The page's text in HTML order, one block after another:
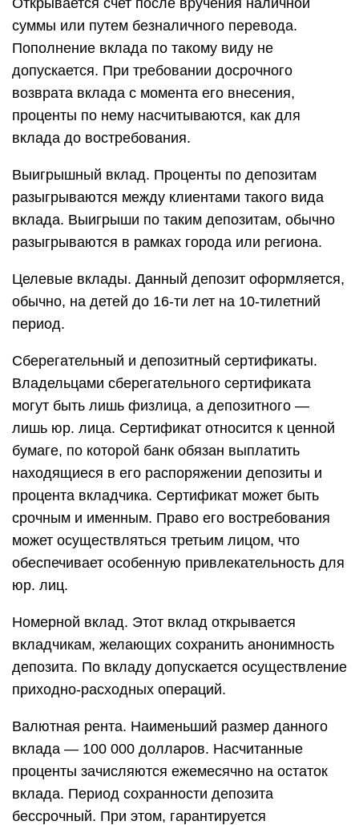
Открывается счет после вручения наличной
суммы или путем безналичного перевода.
Пополнение вклада по такому виду не
допускается. При требовании досрочного
возврата вклада с момента его внесения,
проценты по нему насчитываются, как для
вклада до востребования.
Выигрышный вклад. Проценты по депозитам
разыгрываются между клиентами такого вида
вклада. Выигрыши по таким депозитам, обычно
разыгрываются в рамках города или региона.
Целевые вклады. Данный депозит оформляется,
обычно, на детей до 16-ти лет на 10-тилетний
период.
Сберегательный и депозитный сертификаты.
Владельцами сберегательного сертификата
могут быть лишь физлица, а депозитного —
лишь юр. лица. Сертификат относится к ценной
бумаге, по которой банк обязан выплатить
находящиеся в его распоряжении депозиты и
процента вкладчика. Сертификат может быть
срочным и именным. Право его востребования
может осуществляться третьим лицом, что
обеспечивает особенную привлекательность для
юр. лиц.
Номерной вклад. Этот вклад открывается
вкладчикам, желающих сохранить анонимность
депозита. По вкладу допускается осуществление
приходно-расходных операций.
Валютная рента. Наименьший размер данного
вклада — 100 000 долларов. Насчитанные
проценты зачисляются ежемесячно на остаток
вклада. Период сохранности депозита
бессрочный. При этом, гарантируется